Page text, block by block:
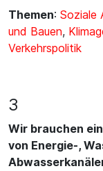
Themen: Soziale
und Bauen,
Verkehrspolitik
3
Wir brauchen
von Energie-,